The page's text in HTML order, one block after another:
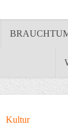
Kultur